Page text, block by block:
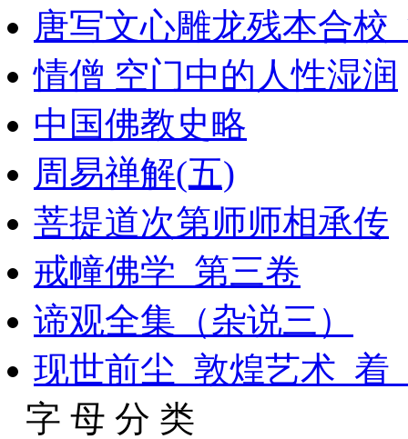
唐写文心雕龙残本合校
情僧 空门中的人性湿润
中国佛教史略
周易禅解(五)
菩提道次第师师相承传
戒幢佛学_第三卷
谛观全集（杂说三）
现世前尘_敦煌艺术_着
字 母 分 类